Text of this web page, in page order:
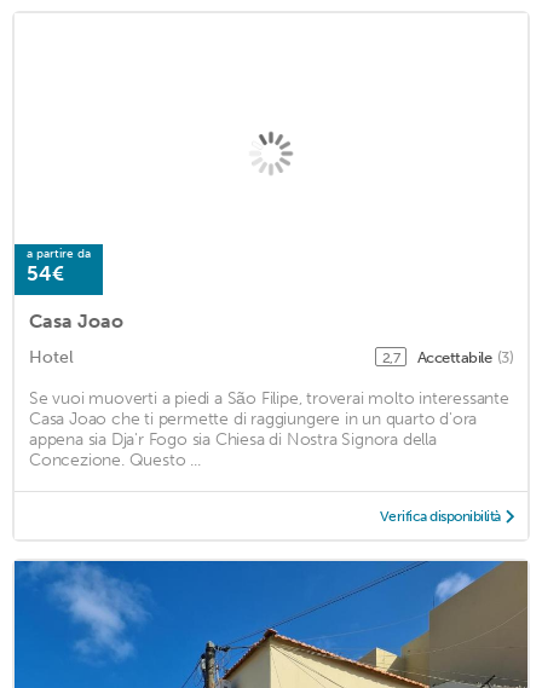
a partire da
54€
Casa Joao
Hotel 2,7 Accettabile (3)
Se vuoi muoverti a piedi a São Filipe, troverai molto interessante
Casa Joao che ti permette di raggiungere in un quarto d'ora
appena sia Dja'r Fogo sia Chiesa di Nostra Signora della
Concezione. Questo ...
Verifica disponibilità